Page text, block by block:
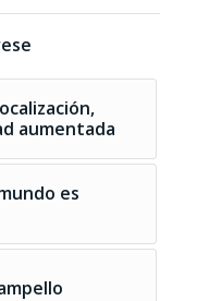
aumentada
es